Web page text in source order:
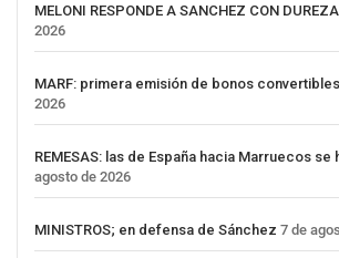
MELONI RESPONDE A SANCHEZ CON DUREZA
2026
MARF: primera emisión de bonos convertibles
2026
REMESAS: las de España hacia Marruecos
agosto de 2026
MINISTROS; en defensa de Sánchez 7 de